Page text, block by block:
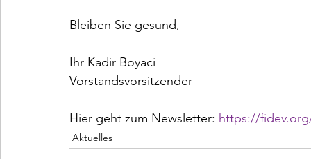
Bleiben Sie gesund,
Ihr Kadir Boyaci
Vorstandsvorsitzender
Hier geht zum Newsletter: https://
Aktuelles